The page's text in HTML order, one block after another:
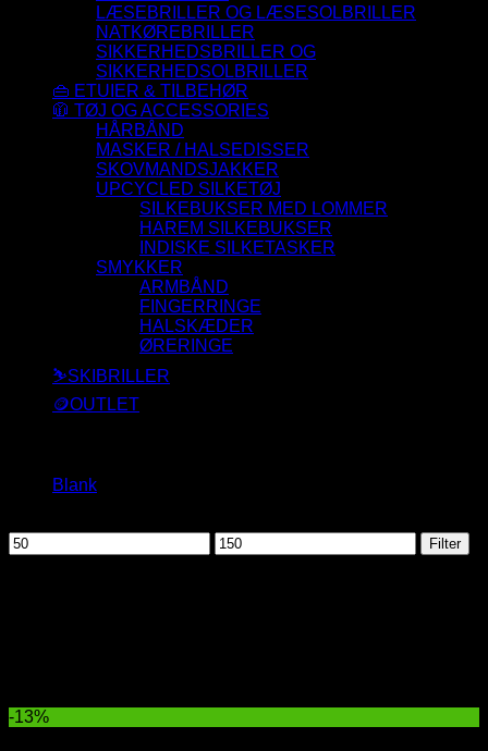
LÆSEBRILLER OG LÆSESOLBRILLER
NATKØREBRILLER
SIKKERHEDSBRILLER OG
SIKKERHEDSOLBRILLER
👜 ETUIER & TILBEHØR
🧥 TØJ OG ACCESSORIES
HÅRBÅND
MASKER / HALSEDISSER
SKOVMANDSJAKKER
UPCYCLED SILKETØJ
SILKEBUKSER MED LOMMER
HAREM SILKEBUKSER
INDISKE SILKETASKER
SMYKKER
ARMBÅND
FINGERRINGE
HALSKÆDER
ØRERINGE
⛷️SKIBRILLER
🪙OUTLET
Blank
Mindste
pris
Højeste
pris
Filter
-13%